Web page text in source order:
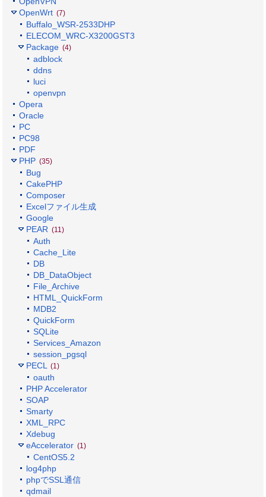
OpenWrt (7)
Buffalo_WSR-2533DHP
ELECOM_WRC-X3200GST3
Package (4)
adblock
ddns
luci
openvpn
Opera
Oracle
PC
PC98
PDF
PHP (35)
Bug
CakePHP
Composer
Excelファイル生成
Google
PEAR (11)
Auth
Cache_Lite
DB
DB_DataObject
File_Archive
HTML_QuickForm
MDB2
QuickForm
SQLite
Services_Amazon
session_pgsql
PECL (1)
oauth
PHP Accelerator
SOAP
Smarty
XML_RPC
Xdebug
eAccelerator (1)
CentOS5.2
log4php
phpでSSL通信
qdmail